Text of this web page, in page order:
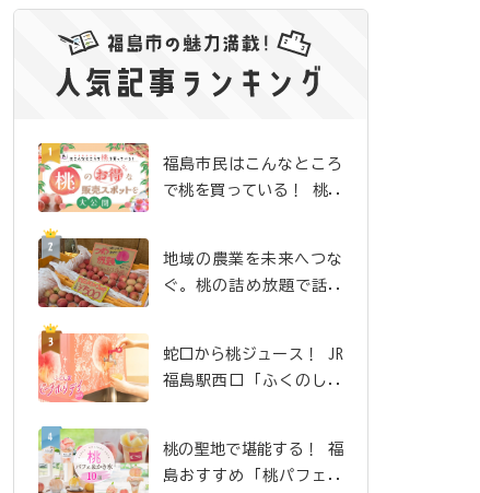
福島市民はこんなところ
で桃を買っている！ 桃の
地域の農業を未来へつな
ぐ。桃の詰め放題で話題
蛇口から桃ジュース！ JR
福島駅西口「ふくのしま
ホリデイ2026】
桃の聖地で堪能する！ 福
島おすすめ「桃パフェ＆